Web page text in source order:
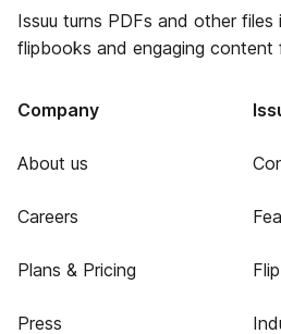
Issuu turns PDFs and other
flipbooks and engaging content
Company
About us
Careers
Plans & Pricing
Press